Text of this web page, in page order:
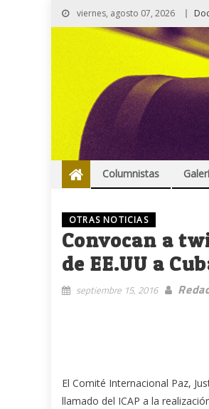
viernes, agosto 07, 2026
Columnistas
OTRAS NOTICIAS
Convocan a
de EE.UU a
septiembre 15, 2016
El Comité Internacional Paz,
llamado del ICAP a la